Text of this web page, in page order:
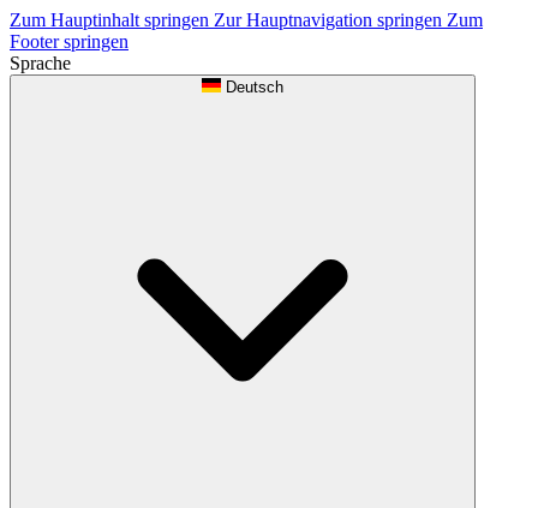
Zum Hauptinhalt springen Zur Hauptnavigation springen Zum
Footer springen
Sprache
Deutsch